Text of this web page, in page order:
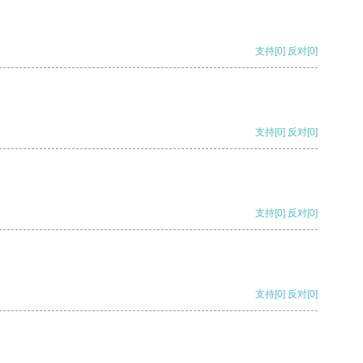
支持[0] 反对[0]
支持[0] 反对[0]
支持[0] 反对[0]
支持[0] 反对[0]